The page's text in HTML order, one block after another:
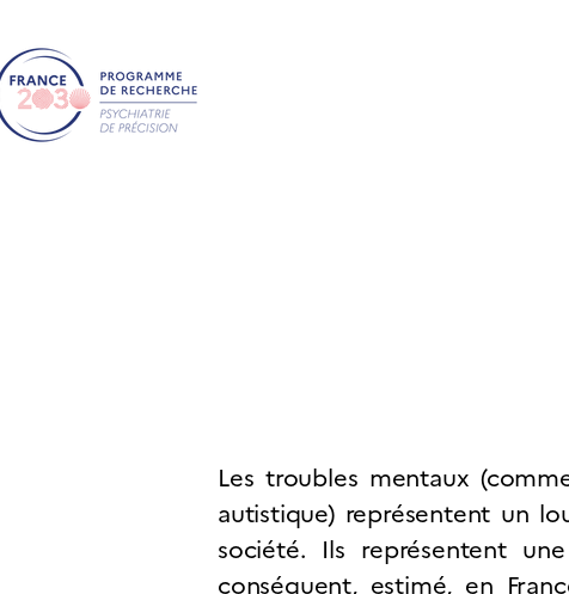
Les troubles mentaux
autistique) représentent un
société. Ils représentent
conséquent, estimé, en